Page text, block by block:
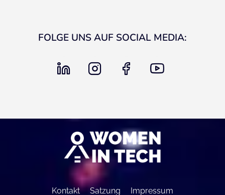
FOLGE UNS AUF SOCIAL MEDIA:
linkedin instagram
Kontakt Satzung Impressum